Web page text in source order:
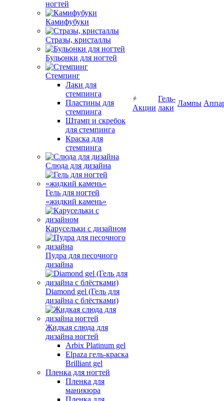
ногтей
Камифубуки
Стразы, кристаллы
Бульонки для ногтей
Стемпинг
Лаки для
стемпинга
Пластины для
стемпинга
Штамп и скребок
для стемпинга
Краска для
стемпинга
Слюда для дизайна
Гель для ногтей
«жидкий камень»
Карусельки с дизайном
Пудра для песочного
дизайна
Diamond gel (Гель для
дизайна с блёстками)
Жидкая слюда для
дизайна ногтей
Arbix Platinum gel
Elpaza гель-краска
Brilliant gel
Пленка для ногтей
Пленка для
маникюра
Пленка для
Акции
Гель-
лаки
Лампы